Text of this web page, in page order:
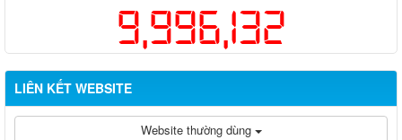
9,996,132
LIÊN KẾT WEBSITE
Website thường dùng